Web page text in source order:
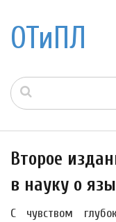
ОТиПЛ
Второе
в науку о
С чувством